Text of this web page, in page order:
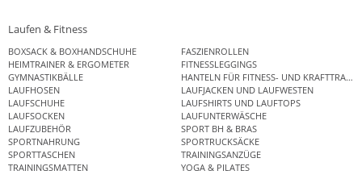
Laufen & Fitness
BOXSACK & BOXHANDSCHUHE
FASZIENROLLEN
HEIMTRAINER & ERGOMETER
FITNESSLEGGINGS
GYMNASTIKBÄLLE
HANTELN FÜR FITNESS- UND
LAUFHOSEN
LAUFJACKEN UND LAUFWESTEN
LAUFSCHUHE
LAUFSHIRTS UND LAUFTOPS
LAUFSOCKEN
LAUFUNTERWÄSCHE
LAUFZUBEHÖR
SPORT BH & BRAS
SPORTNAHRUNG
SPORTRUCKSÄCKE
SPORTTASCHEN
TRAININGSANZÜGE
TRAININGSMATTEN
YOGA & PILATES